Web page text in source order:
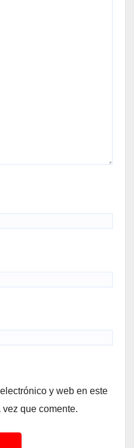
y web en este
que comente.